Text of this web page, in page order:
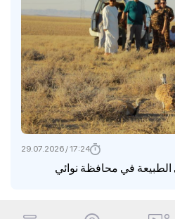
17:24 / 29.07.2026